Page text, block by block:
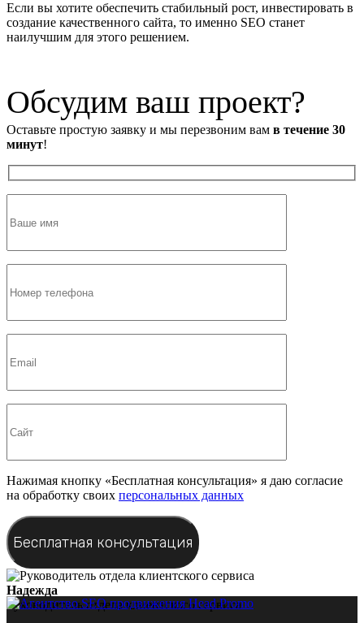
Если вы хотите обеспечить стабильный рост, инвестировать в
создание качественного сайта, то именно SEO станет
наилучшим для этого решением.
Обсудим ваш проект?
Оставьте простую заявку и мы перезвоним вам в течение 30
минут!
Нажимая кнопку «Бесплатная консультация» я даю согласие
на обработку своих персональных данных
Надежда
Руководитель отдела клиентского сервиса